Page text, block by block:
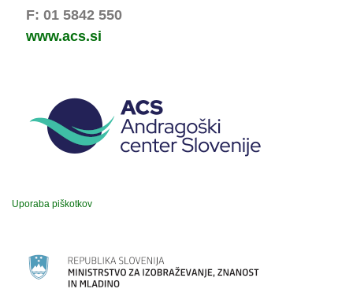
F: 01 5842 550
www.acs.si
Uporaba piškotkov